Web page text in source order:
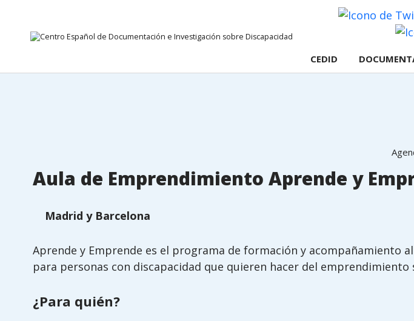
CEDID
Aula de Emprendimiento Aprende y
Madrid y Barcelona
Aprende y Emprende es el programa de formación y acompañamiento
para personas con discapacidad que quieren hacer del emprendimiento
¿Para quién?